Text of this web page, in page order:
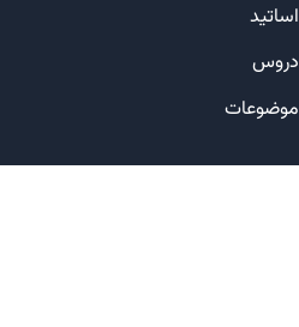
اساتید
دروس
موضوعات